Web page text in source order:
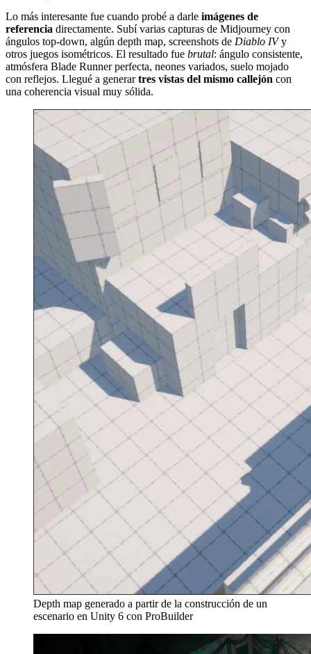
Lo más interesante fue cuando probé a darle imágenes de
referencia directamente. Subí varias capturas de Midjourney con
ángulos top-down, algún depth map, screenshots de Diablo IVy
otros juegos isométricos. El resultado fue brutal: ángulo consistente,
atmósfera Blade Runner perfecta, neones variados, suelo mojado
con reflejos. Llegué a generartres vistas del mismo callejón con
una coherencia visual muy sólida.
Depth map generado a partir de la construcción de un
escenario en Unity 6 con ProBuilder